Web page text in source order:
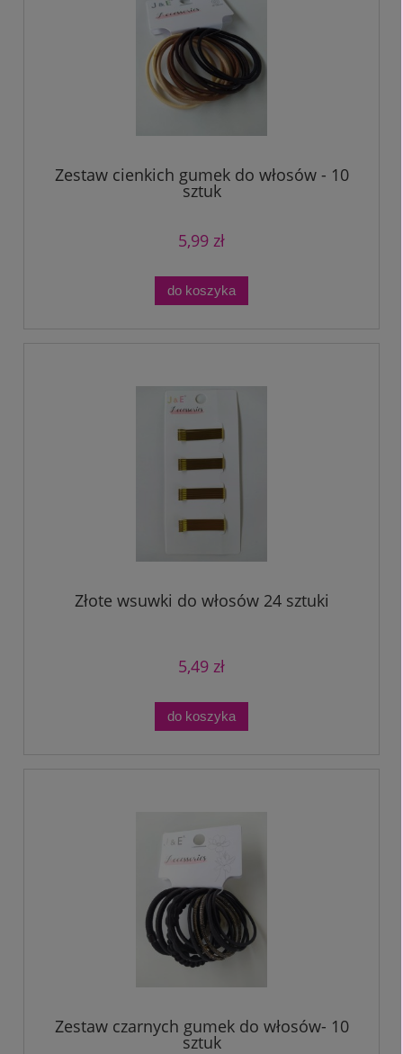
Zestaw cienkich gumek do włosów - 10
sztuk
5,99 zł
do koszyka
Złote wsuwki do włosów 24 sztuki
5,49 zł
do koszyka
Zestaw czarnych gumek do włosów- 10
sztuk